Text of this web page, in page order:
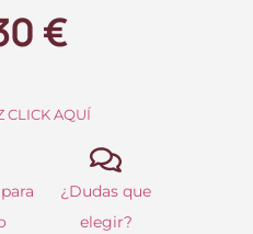
€.
€El
actual
es:
13.30 €.
CLICK AQUÍ
¿Dudas que
elegir?